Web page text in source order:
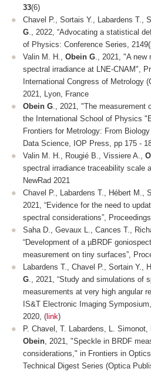
33(6)
Chavel P., Sortais Y., Labardens T.,
G ., 2022, “Advocating a statistical
of Physics: Conference Series ,
Valin M. H., Obein G ., 2021, "A
spectral irradiance at LNE-CNAM",
International Congress of Metrology
2021, Lyon, France
Obein G ., 2021, "The measurement
the International School of Physics
Frontiers for Metrology: From
Data Science, IOP Press, pp 175 -
Valin M. H., Rougié B., Vissiere A.,
spectral irradiance traceability scale
NewRad 2021
Chavel P., Labardens T., Hébert M.,
2021, “Evidence for the need to
spectral considerations”,
Saha D., Gevaux L., Cances T.,
“Development of a µBRDF
measurement on tiny surfaces”,
Labardens T., Chavel P., Sortain Y.,
G ., 2021, “Study and simulations of
measurements at very high angular
IS&T Electronic Imaging
2020, (link)
P. Chavel, T. Labardens, L.
Obein , 2021, "Speckle in BRDF
considerations," in Frontiers in
Technical Digest Series (Optica